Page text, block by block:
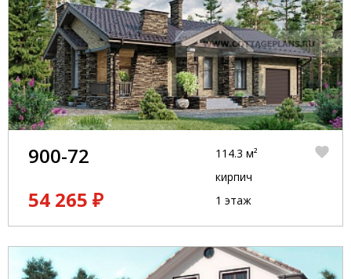
900-72
54 265 ₽
114.3 м²
кирпич
1 этаж